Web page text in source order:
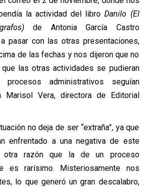
la actividad del libroDanilo (El
de Antonia García Castro
pasar con las otras presentaciones,
de las fechas y nos dijeron que no
las otras actividades se pudieran
administrativos seguían
Marisol Vera, directora de Editorial
no deja de ser “extraña”, ya que
enfrentado a una negativa de este
otra razón que la de un proceso
es rarísimo. Misteriosamente nos
lo que generó un gran descalabro,